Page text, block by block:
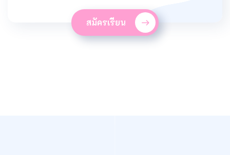
สมัครเรียน